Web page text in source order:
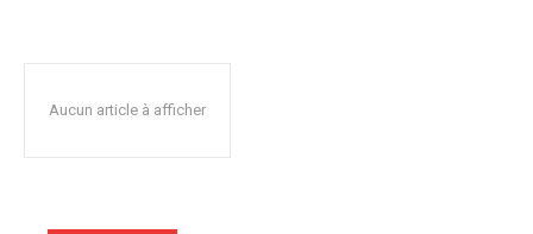
Aucun article à afficher